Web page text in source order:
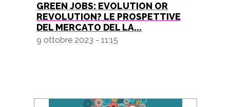
GREEN JOBS: EVOLUTION OR
REVOLUTION? LE PROSPETTIVE
DEL MERCATO DEL LA...
9 ottobre 2023 - 11:15